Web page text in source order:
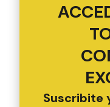
Suscribite